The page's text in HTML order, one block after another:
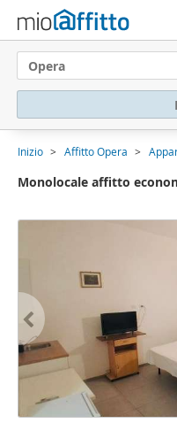
Opera
Inizio Affitto Opera
Monolocale affitto